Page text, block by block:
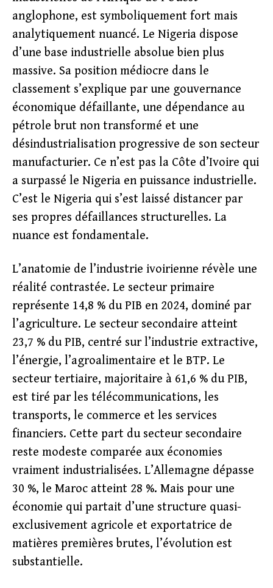
anglophone, est symboliquement fort mais
analytiquement nuancé. Le Nigeria dispose
d’une base industrielle absolue bien plus
massive. Sa position médiocre dans le
classement s’explique par une gouvernance
économique défaillante, une dépendance au
pétrole brut non transformé et une
désindustrialisation progressive de son secteur
manufacturier. Ce n’est pas la Côte d’Ivoire qui
a surpassé le Nigeria en puissance industrielle.
C’est le Nigeria qui s’est laissé distancer par
ses propres défaillances structurelles. La
nuance est fondamentale.
L’anatomie de l’industrie ivoirienne révèle une
réalité contrastée. Le secteur primaire
représente 14,8 % du PIB en 2024, dominé par
l’agriculture. Le secteur secondaire atteint
23,7 % du PIB, centré sur l’industrie extractive,
l’énergie, l’agroalimentaire et le BTP. Le
secteur tertiaire, majoritaire à 61,6 % du PIB,
est tiré par les télécommunications, les
transports, le commerce et les services
financiers. Cette part du secteur secondaire
reste modeste comparée aux économies
vraiment industrialisées. L’Allemagne dépasse
30 %, le Maroc atteint 28 %. Mais pour une
économie qui partait d’une structure quasi-
exclusivement agricole et exportatrice de
matières premières brutes, l’évolution est
substantielle.